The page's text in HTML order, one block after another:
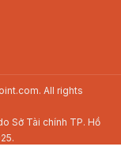
All rights
Sở Tài chính TP. Hồ